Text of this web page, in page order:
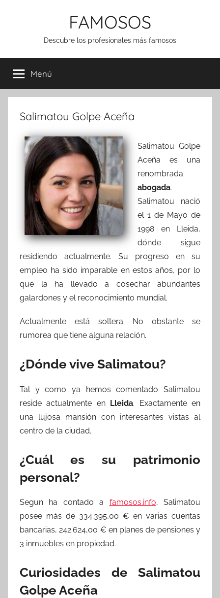
FAMOSOS
Descubre los profesionales más famosos
Menú
Salimatou Golpe Aceña
Salimatou Golpe
Aceña es una
renombrada
abogada.
Salimatou nació
el 1 de Mayo de
1998 en Lleida,
dónde sigue
residiendo actualmente. Su progreso en su
empleo ha sido imparable en estos años, por lo
que la ha llevado a cosechar abundantes
galardones y el reconocimiento mundial.
Actualmente está soltera. No obstante se
rumorea que tiene alguna relación.
¿Dónde vive Salimatou?
Tal y como ya hemos comentado Salimatou
reside actualmente en Lleida. Exactamente en
una lujosa mansión con interesantes vistas al
centro de la ciudad.
¿Cuál es su patrimonio
personal?
Segun ha contado a famosos.info, Salimatou
posee más de 334.395,00 € en varias cuentas
bancarias, 242.624,00 € en planes de pensiones y
3 inmuebles en propiedad.
Curiosidades de Salimatou
Golpe Aceña